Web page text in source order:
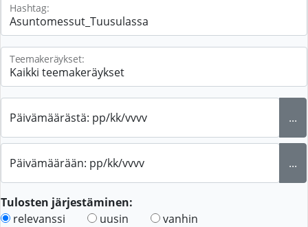
Hashtag:
Teemakeräykset:
Päivämäärästä: pp/kk/vvvv ...
Päivämäärään: pp/kk/vvvv ...
Tulosten järjestäminen:
relevanssi
uusin vanhin